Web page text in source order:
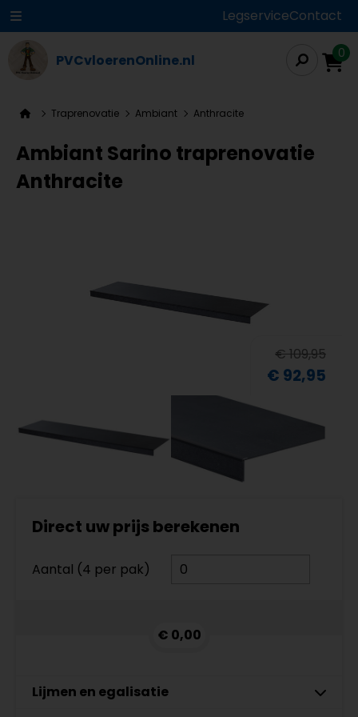
LegserviceContact
PVCvloerenOnline.nl 0
Traprenovatie Ambiant Anthracite
Ambiant Sarino traprenovatie
Anthracite
€ 109,95
€ 92,95
Direct uw prijs berekenen
Aantal (4 per pak)
€ 0,00
Lijmen en egalisatie